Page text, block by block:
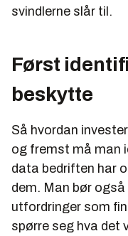
svindlerne slår til.
Først
beskytte
Så hvordan
og fremst må man
data bedriften har
dem. Man bør
utfordringer som
spørre seg hva det